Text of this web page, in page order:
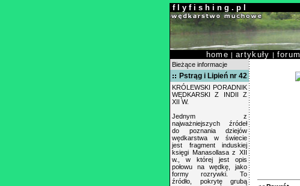
f l y f i s h i n g . p l
home |artykuły | forum
Bieżące informacje
Pstrąg i Lipień nr 42
KRÓLEWSKI PORADNIK
WĘDKARSKI Z INDII Z
XII W.
Jednym z
najważniejszych źródeł
do poznania dziejów
wędkarstwa w świecie
jest fragment induskiej
księgi Manasollasa z XII
w., w której jest opis
połowu na wędkę, jako
formy rozrywki. To
źródło, pokrytę grubą